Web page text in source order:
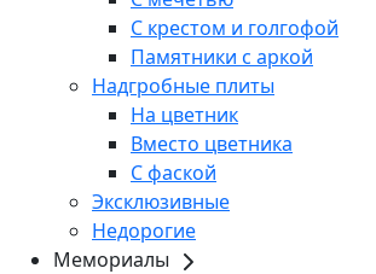
С крестом и голгофой
Памятники с аркой
Надгробные плиты
На цветник
Вместо цветника
С фаской
Эксклюзивные
Недорогие
Мемориалы